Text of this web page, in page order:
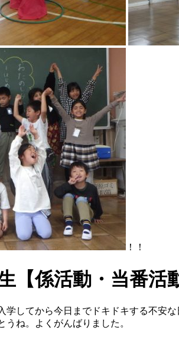
！！
【係活動・当番活
学してから今日までドキドキする不安
ね。よくがんばりました。